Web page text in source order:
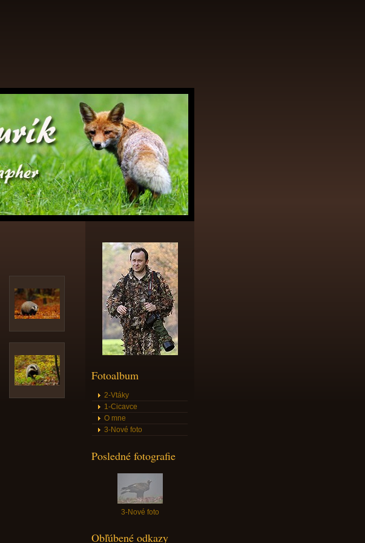
Fotoalbum
2-Vtáky
1-Cicavce
O mne
3-Nové foto
Posledné fotografie
3-Nové foto
Obľúbené odkazy